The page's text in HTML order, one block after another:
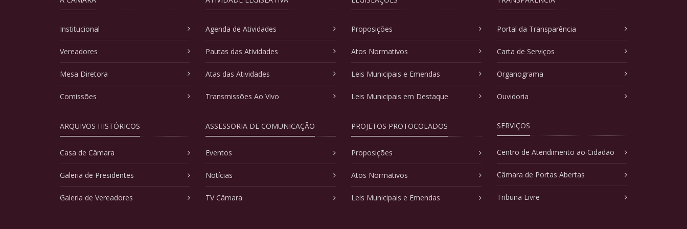
Institucional
Vereadores
Mesa Diretora
Comissões
ARQUIVOS HISTÓRICOS
Casa de Câmara
Galeria de Presidentes
Galeria de Vereadores
Agenda de Atividades
Pautas das Atividades
Atas das Atividades
Transmissões Ao Vivo
ASSESSORIA DE COMUNICAÇÃO
Eventos
Notícias
TV Câmara
Proposições
Atos Normativos
Leis Municipais e Emendas
Leis Municipais em Destaque
PROJETOS PROTOCOLADOS
Proposições
Atos Normativos
Leis Municipais e Emendas
Portal da Transparência
Carta de Serviços
Organograma
Ouvidoria
SERVIÇOS
Centro de Atendimento ao Cidadão
Câmara de Portas Abertas
Tribuna Livre